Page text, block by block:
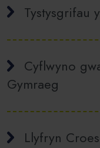
Tystysgrifau
Cyflwyno
Gymraeg
Llyfryn